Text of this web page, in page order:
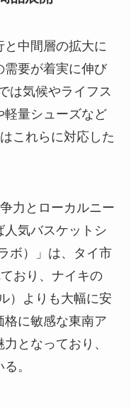
と中間層の拡大に
需要が着実に伸び
は気候やライフス
軽量シューズなど
これらに対応した
力とローカルニー
人気バスケットシ
ボ）」は、タイ市
おり、ナイキの
）よりも大幅に安
に敏感な東南ア
となっており、
。